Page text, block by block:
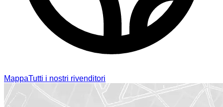
MappaTutti i nostri rivenditori